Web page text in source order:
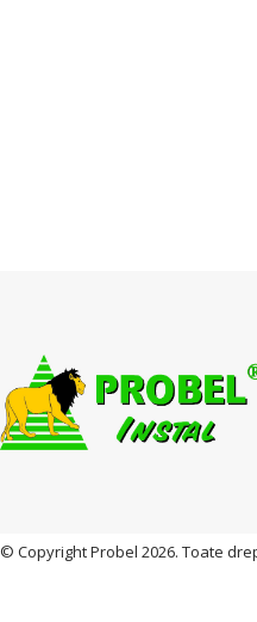
© Copyright Probel 2026. Toate